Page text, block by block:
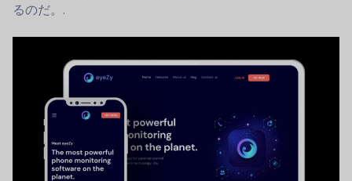
るのだ。.